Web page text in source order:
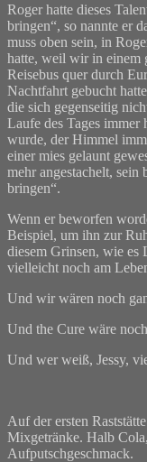
Roger hatte dieses
bringen“, so nannte er
muss oben sein, in
hatte, weil wir in einem
Reisebus quer durch
Nachtfahrt gebucht
die sich gegenseitig
Laufe des Tages immer
wurde, der Himmel
einer mies gelaunt
mehr angestachelt, sein
bringen“.
Wenn er beworfen
Beispiel, um ihn zur
diesem Grinsen, wie es
vielleicht noch am
Und wir wären noch
Und the Cure wäre
Und wer weiß, Jessy,
Auf der ersten
Mixgetränke. Halb
Aufputschgeschmack.